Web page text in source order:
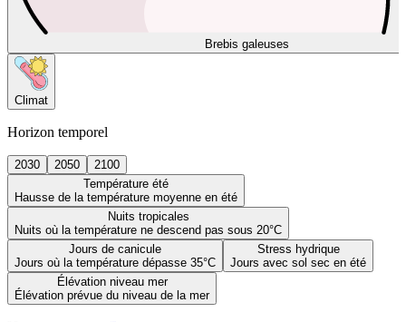
Brebis galeuses
Climat
Horizon temporel
2030 2050
2100
Température été
Hausse de la température moyenne en été
Nuits tropicales
Nuits où la température ne descend pas sous 20°C
Jours de canicule
Jours où la température dépasse 35°C
Stress hydrique
Jours avec sol sec en été
Élévation niveau mer
Élévation prévue du niveau de la mer